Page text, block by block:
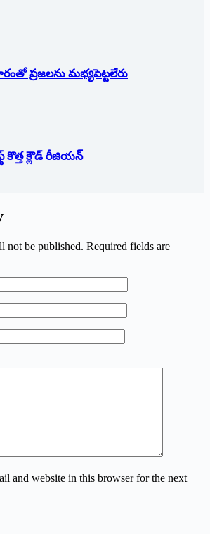
ప్రజలను మభ్యపెట్టలేరు
క్లౌడ్‌ ‌రీజియన్‌
not be published. Required fields are
and website in this browser for the next